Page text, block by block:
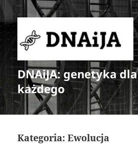
DNAiJA: genetyka dla
każdego
Kategoria:Ewolucja